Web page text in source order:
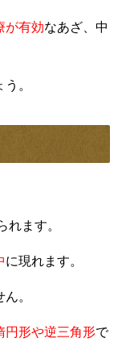
が有効なあざ、中
。
れます。
に現れます。
。
円形や逆三角形で